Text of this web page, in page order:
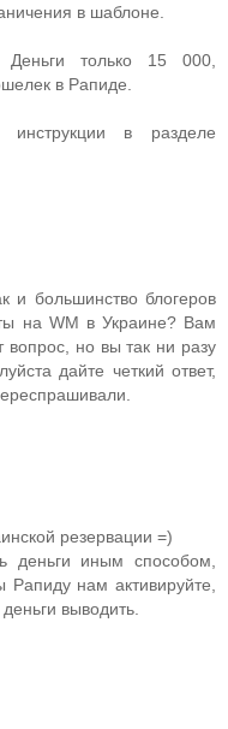
в шаблоне.
только 15 000,
в Рапиде.
в разделе
и большинство блогеров
на WM в Украине? Вам
вопрос, но вы так ни разу
дайте четкий ответ,
резервации =)
деньги иным способом,
нам активируйте,
выводить.